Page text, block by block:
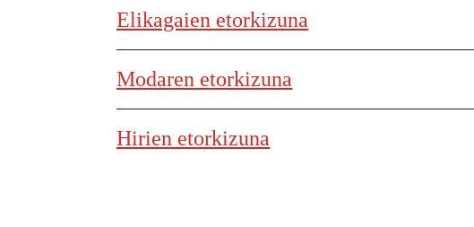
Elikagaien etorkizuna
Modaren etorkizuna
Hirien etorkizuna